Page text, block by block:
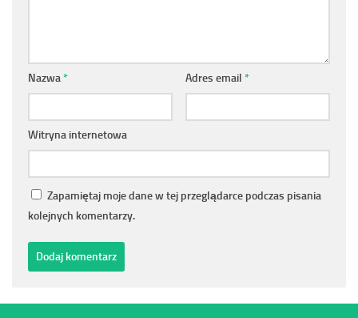
Nazwa* Adres email *
Witryna internetowa
Zapamiętaj moje dane w tej przeglądarce podczas pisania
kolejnych komentarzy.